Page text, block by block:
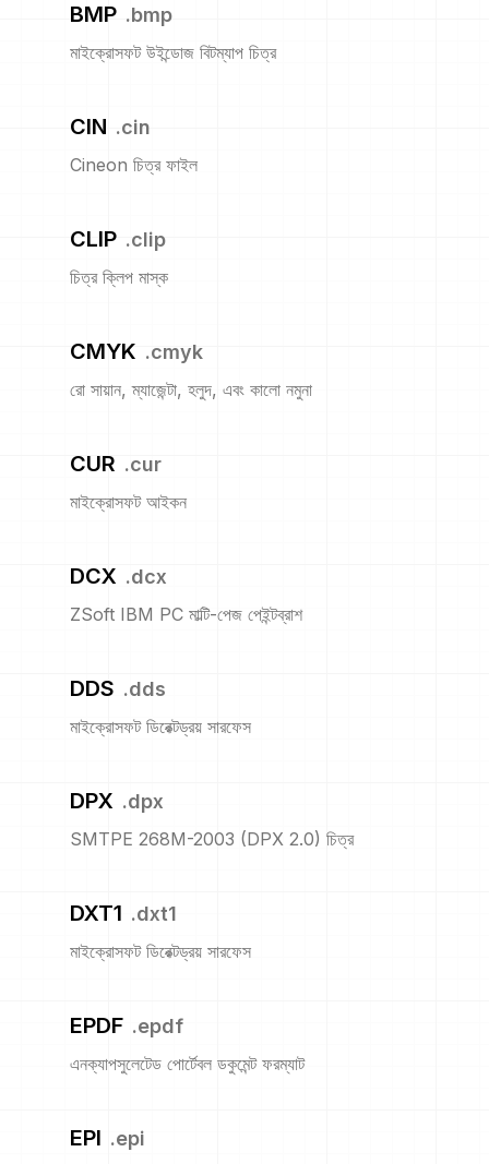
BMP .bmp
মাইক্রোসফট উইন্ডোজ বিটম্যাপ চিত্র
CIN .cin
Cineon চিত্র ফাইল
CLIP .clip
চিত্র ক্লিপ মাস্ক
CMYK .cmyk
রো সায়ান, ম্যাজেন্টা, হলুদ, এবং কালো নমুনা
CUR .cur
মাইক্রোসফট আইকন
DCX .dcx
ZSoft IBM PC মাল্টি-পেজ পেইন্টব্রাশ
DDS .dds
মাইক্রোসফট ডিরেক্টড্রয় সারফেস
DPX .dpx
SMTPE 268M-2003 (DPX 2.0) চিত্র
DXT1 .dxt1
মাইক্রোসফট ডিরেক্টড্রয় সারফেস
EPDF .epdf
এনক্যাপসুলেটেড পোর্টেবল ডকুমেন্ট ফরম্যাট
EPI .epi